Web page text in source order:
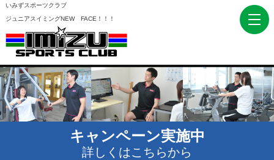
いみずスポーツクラブ
ジュニアスイミングNEW FACE！！！
キャンペーン実施中
詳しくはこちらから